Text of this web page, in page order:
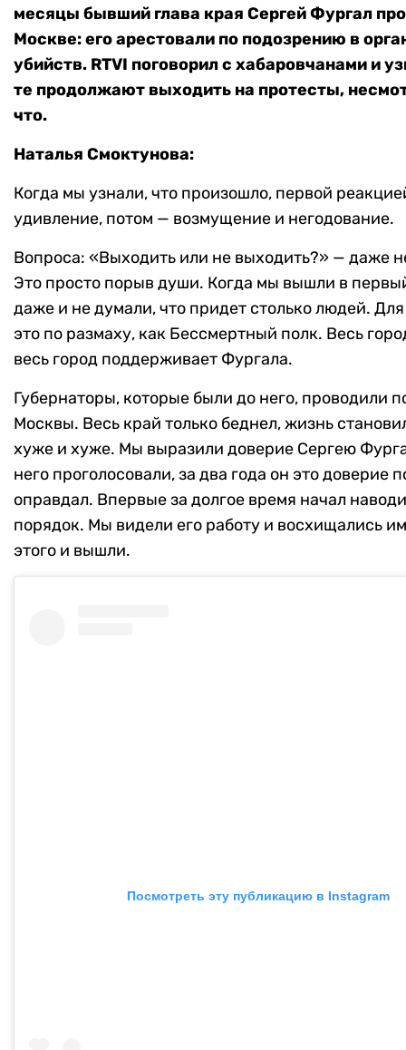
месяцы бывший глава края Сергей Фургал
Москве: его арестовали по подозрению в
убийств. RTVI поговорил с хабаровчанами и
те продолжают выходить на протесты,
что.
Наталья Смоктунова:
Когда мы узнали, что произошло, первой
удивление, потом — возмущение и негодование.
Вопроса: «Выходить или не выходить?» — даже
Это просто порыв души. Когда мы вышли в
даже и не думали, что придет столько людей.
это по размаху, как Бессмертный полк. Весь
весь город поддерживает Фургала.
Губернаторы, которые были до него, проводили
Москвы. Весь край только беднел, жизнь
хуже и хуже. Мы выразили доверие Сергею
него проголосовали, за два года он это доверие
оправдал. Впервые за долгое время начал
порядок. Мы видели его работу и восхищались
этого и вышли.
Посмотреть эту публикацию в Instagram